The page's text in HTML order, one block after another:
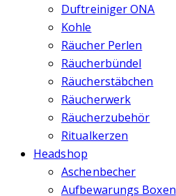
Duftreiniger ONA
Kohle
Räucher Perlen
Räucherbündel
Räucherstäbchen
Räucherwerk
Räucherzubehör
Ritualkerzen
Headshop
Aschenbecher
Aufbewarungs Boxen